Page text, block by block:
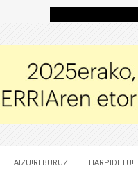
AIZU!RI BURUZ HARPIDETU!